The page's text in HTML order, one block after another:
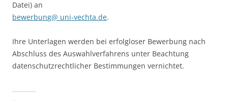
Datei) an
bewerbung@ uni-vechta.de.
Ihre Unterlagen werden bei erfolgloser Bewerbung nach
Abschluss des Auswahlverfah­rens unter Beachtung
datenschutzrechtlicher Bestimmungen vernichtet.